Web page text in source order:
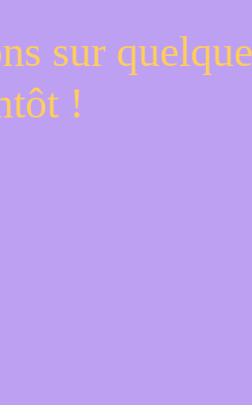
sur
!